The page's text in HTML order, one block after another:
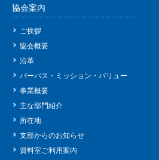
協会案内
ご挨拶
協会概要
沿革
パーパス・ミッション・バリュー
事業概要
主な部門紹介
所在地
支部からのお知らせ
資料室ご利用案内